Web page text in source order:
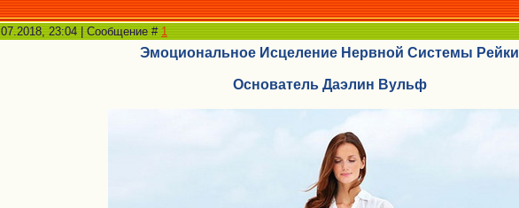
23:04 | Сообщение # 1
Эмоциональное Исцеление Нервной Системы Рейки
Основатель Даэлин Вульф